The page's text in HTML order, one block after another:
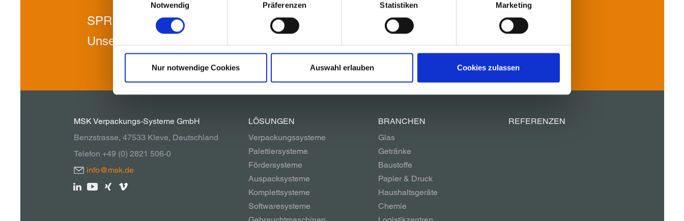
Notwendig
Präferenzen Statistiken Marketing
Nur notwendige Cookies Auswahl erlauben Cookies zulassen
SPRECHEN SIE UNS AN!
Unsere Spezialisten beraten Sie gerne.
Kontakt
MSK Verpackungs-Systeme GmbH
Benzstrasse, 47533 Kleve, Deutschland
Telefon +49 (0) 2821 506-0
info@msk.de
LÖSUNGEN
Verpackungssysteme
Palettiersysteme
Fördersysteme
Auspacksysteme
Komplettsysteme
Softwaresysteme
BRANCHEN
Glas
Getränke
Baustoffe
Papier & Druck
Haushaltsgeräte
Chemie
REFERENZEN